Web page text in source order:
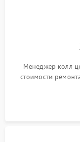
Менеджер колл
стоимости